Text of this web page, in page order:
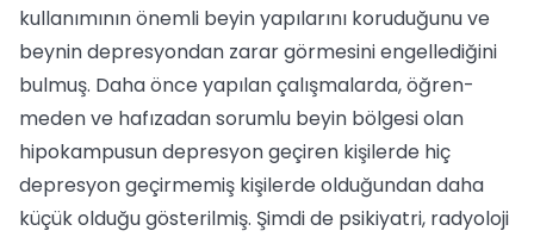
kullanımının önemli beyin yapılarını koruduğunu ve
bey­nin depresyondan zarar görmesini engelle­diğini
bulmuş. Daha önce yapılan çalışmalarda, öğren­
meden ve hafızadan sorumlu beyin bölge­si olan
hipokampusun depresyon geçiren kişilerde hiç
depresyon geçirmemiş kişiler­de olduğundan daha
küçük olduğu gösteril­miş. Şimdi de psikiyatri, radyoloji